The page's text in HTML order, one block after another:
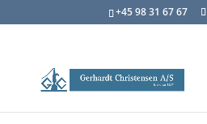
+45 98 31 67 67